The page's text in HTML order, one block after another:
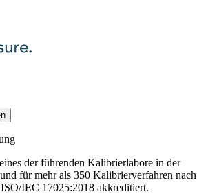
der führenden Kalibrierlabore in der
für mehr als 350 Kalibrierverfahren nach
IEC 17025:2018 akkreditiert.